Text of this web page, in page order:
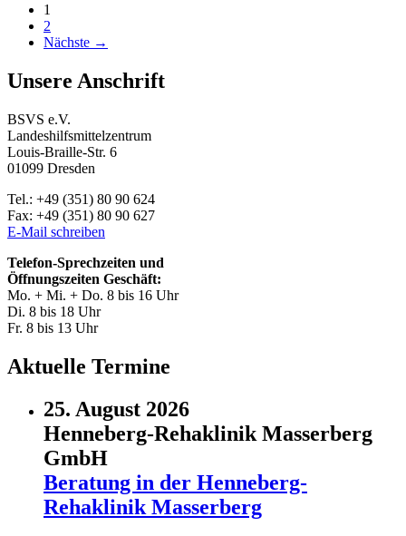
Beitragsnavigation
1
2
Nächste →
Unsere Anschrift
BSVS e.V.
Landeshilfsmittelzentrum
Louis-Braille-Str. 6
01099 Dresden
Tel.: +49 (351) 80 90 624
Fax: +49 (351) 80 90 627
E-Mail schreiben
Telefon-Sprechzeiten und
Öffnungszeiten Geschäft:
Mo. + Mi. + Do. 8 bis 16 Uhr
Di. 8 bis 18 Uhr
Fr. 8 bis 13 Uhr
Aktuelle Termine
25. August 2026
Henneberg-Rehaklinik Masserberg
GmbH
Beratung in der Henneberg-
Rehaklinik Masserberg